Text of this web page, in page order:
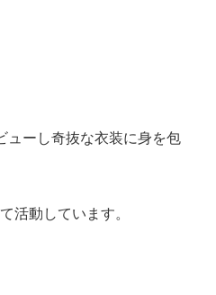
ューし奇抜な衣装に身を包
活動しています。